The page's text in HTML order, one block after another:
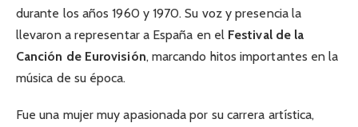
durante los años 1960 y 1970. Su voz y presencia la
llevaron a representar a España en el Festival de la
Canción de Eurovisión, marcando hitos importantes en la
música de su época.
Fue una mujer muy apasionada por su carrera artística,